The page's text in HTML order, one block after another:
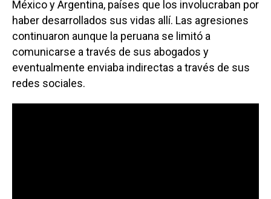
México y Argentina, países que los involucraban por
haber desarrollados sus vidas allí. Las agresiones
continuaron aunque la peruana se limitó a
comunicarse a través de sus abogados y
eventualmente enviaba indirectas a través de sus
redes sociales.